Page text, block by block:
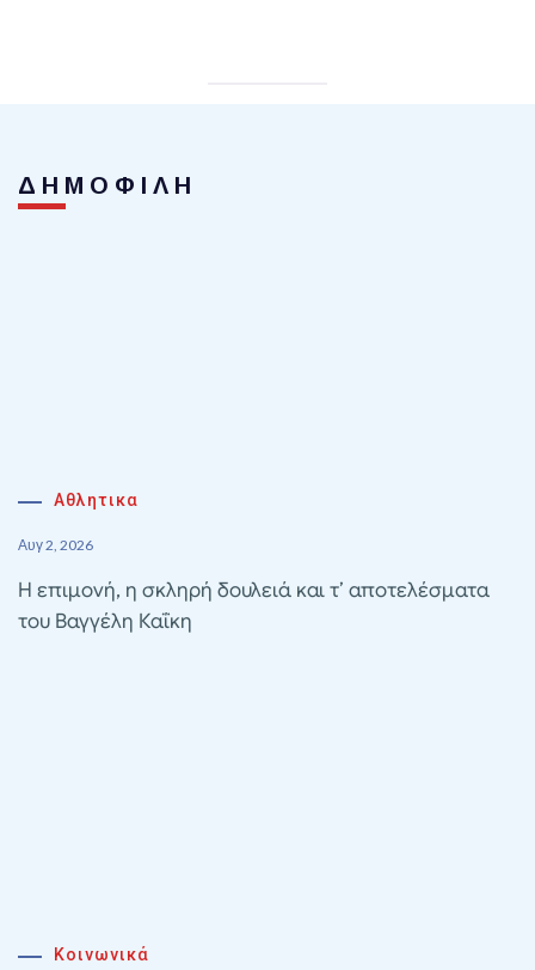
ΔΗΜΟΦΙΛΗ
Αθλητικα
Αυγ 2, 2026
Η επιμονή, η σκληρή δουλειά και τ’ αποτελέσματα
του Βαγγέλη Καΐκη
Κοινωνικά